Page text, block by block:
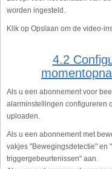
worden ingesteld.
Klik op Opslaan om de video-
4.2
Als u een abonnement voor
alarminstellingen configureren
uploaden.
Als u een abonnement met
vakjes "Bewegingsdetectie" en
triggergebeurtenissen" aan.